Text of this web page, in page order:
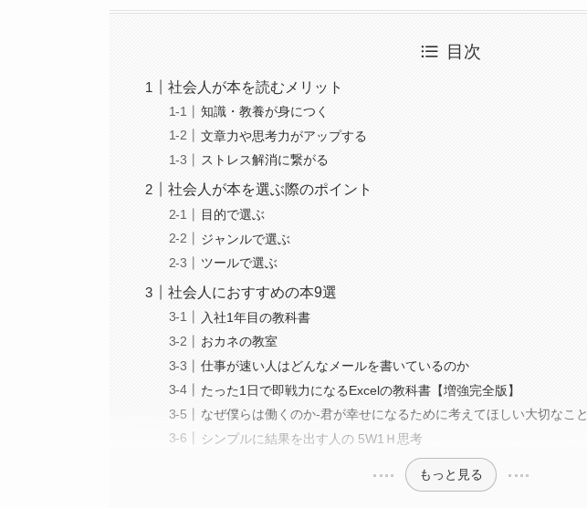
目次
社会人が本を読むメリット
知識・教養が身につく
文章力や思考力がアップする
ストレス解消に繋がる
社会人が本を選ぶ際のポイント
目的で選ぶ
ジャンルで選ぶ
ツールで選ぶ
社会人におすすめの本9選
入社1年目の教科書
おカネの教室
仕事が速い人はどんなメールを書いているのか
たった1日で即戦力になるExcelの教科書【増強完全版】
なぜ僕らは働くのか-君が幸せになるために考えてほしい大切なこと
シンプルに結果を出す人の 5W1Ｈ思考
もっと見る